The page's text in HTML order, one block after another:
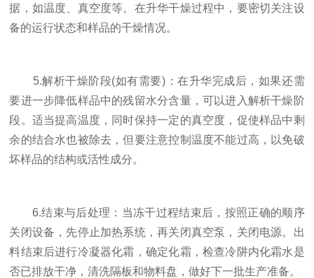
据，如温度、真空度等。在升华干燥过程中，要密切关注设
备的运行状态和样品的干燥情况。
5.解析干燥阶段(如有需要)：在升华完成后，如果还需
要进一步降低样品中的残留水分含量，可以进入解析干燥阶
段。适当提高温度，同时保持一定的真空度，促使样品中剩
余的结合水也被除去，但要注意控制温度不能过高，以免破
坏样品的结构或活性成分。
6.结束与后处理：当冻干过程结束后，按照正确的顺序
关闭设备，先停止加热系统，再关闭真空泵，关闭电源。出
料结束后进行冷凝器化霜，确定化霜，检查冷阱内化霜水是
否已排放干净，清洗隔板和物料盘，做好下一批生产准备。